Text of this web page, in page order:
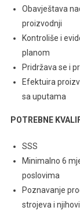
Obavještava
proizvodnji
Kontroliše i
planom
Pridržava se i
Efektuira
sa uputama
POTREBNE
SSS
Minimalno 6
poslovima
Poznavanje
strojeva i